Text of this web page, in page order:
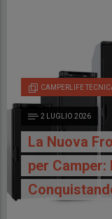
CAMPERLIFE
2 LUGLIO 2026
La Nuova
per